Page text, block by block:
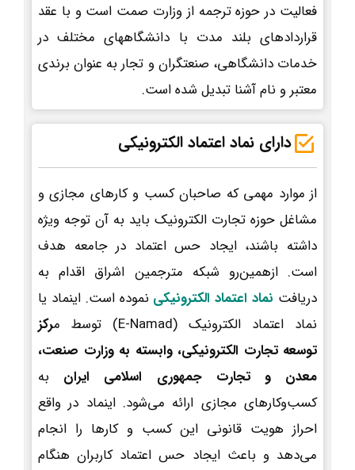
فعالیت در حوزه ترجمه از وزارت صمت است و با عقد
قراردادهای بلند مدت با دانشگاههای مختلف در
خدمات دانشگاهی، صنعتگران و تجار به عنوان برندی
معتبر و نام آشنا تبدیل شده است.
دارای نماد اعتماد الکترونیکی
از موارد مهمی که صاحبان کسب و کارهای مجازی و
مشاغل حوزه تجارت الکترونیک باید به آن توجه ویژه
داشته باشند، ایجاد حس اعتماد در جامعه هدف
است. ازهمین‌رو شبکه مترجمین اشراق اقدام به
دریافت نماد اعتماد الکترونیکی نموده است. اینماد یا
نماد اعتماد الکترونیک (E-Namad) توسط م
رکز
توسعه تجارت الکترونیکی، وابسته به وزارت صنعت،
معدن و تجارت جمهوری اسلامی ایران به
کسب‌وکارهای مجازی ارائه می‌شود. اینماد در واقع
احراز هویت قانونی این کسب و کارها را انجام
می‌دهد و باعث ایجاد حس اعتماد کاربران هنگام